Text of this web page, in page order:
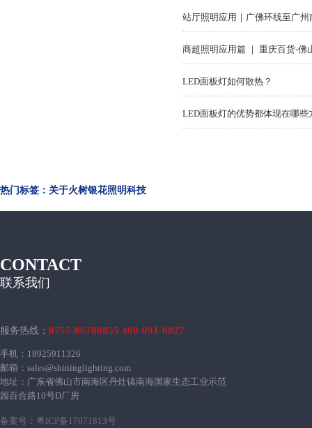
LED面板灯如何散热？
LED面板灯的优势都体现在哪些
热门标签：关于火树银花照明科技
CONTACT
联系我们
服务热线： 0757-86780855 400-091-0027
手机：18925911326
邮箱：sales@shininglighting.com
地址：广东省佛山市南海区丹灶镇南海国家生态工业示范
园百合路10号D厂房
备案号： 粤ICP备17071813号